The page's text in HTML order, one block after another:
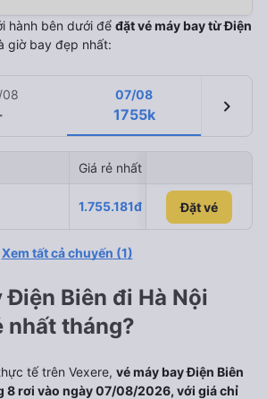
hành bên dưới để đặt vé máy bay từ Điện
giờ bay đẹp nhất:
07/08
1755k chevron_right
Giá rẻ nhất
1.755.181đ Đặt vé
Đặt vé
Xem tất cả chuyến (1)
Điện Biên đi Hà Nội
nhất tháng?
tế trên Vexere, vé máy bay Điện Biên
8 rơi vào ngày 07/08/2026, với giá chỉ